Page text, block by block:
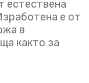
естествена
е от
в
както за